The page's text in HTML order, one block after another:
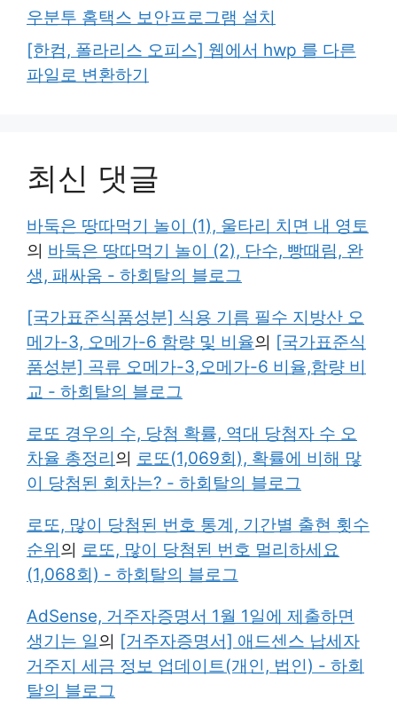
우분투 홈택스 보안프로그램 설치
[한컴, 폴라리스 오피스] 웹에서 hwp 를 다른
파일로 변환하기
최신 댓글
바둑은 땅따먹기 놀이 (1), 울타리 치면 내 영토
의 바둑은 땅따먹기 놀이 (2), 단수, 빵때림, 완
생, 패싸움 - 하회탈의 블로그
[국가표준식품성분] 식용 기름 필수 지방산 오
메가-3, 오메가-6 함량 및 비율의 [국가표준식
품성분] 곡류 오메가-3,오메가-6 비율,함량 비
교 - 하회탈의 블로그
로또 경우의 수, 당첨 확률, 역대 당첨자 수 오
차율 총정리의 로또(1,069회), 확률에 비해 많
이 당첨된 회차는? - 하회탈의 블로그
로또, 많이 당첨된 번호 통계, 기간별 출현 횟수
순위의 로또, 많이 당첨된 번호 멀리하세요
(1,068회) - 하회탈의 블로그
AdSense, 거주자증명서 1월 1일에 제출하면
생기는 일의 [거주자증명서] 애드센스 납세자
거주지 세금 정보 업데이트(개인, 법인) - 하회
탈의 블로그